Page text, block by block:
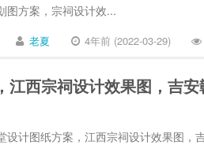
图方案，宗祠设计效...
老夏 4年前 (2022-03-29)
江西宗祠设计效果图，吉
图纸方案，江西宗祠设计效果图，